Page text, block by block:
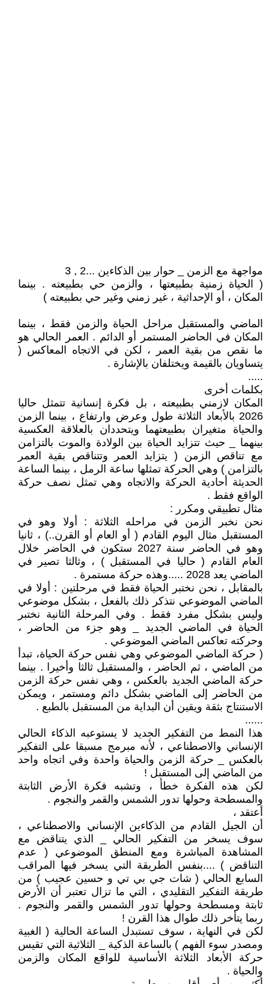
مواجهة مع الزمن _ حوار بين الذكاءين ...2 , 3
( الحياة زمنية بطبيعتها ، والزمن حي بطبيعته . بينما
المكان ، أو الإحداثية ، غير زمني وغير حي بطبيعته )
الماضي والمستقبل مراحل الحياة والزمن فقط ، بينما
المكان في الحاضر المستمر أو الدائم . العمر الحالي هو
ما نقص من بقية العمر ، لكن في الاتجاه المعاكس (
يتساويان بالقيمة ويختلفان بالإشارة .
.....
بكلمات أخرى
المكان لازمني بطبيعته ، بل فكرة إنسانية تتمثل حاليا
2026 بالأبعاد الثلاثة طول وعرض وارتفاع ، بينما الزمن
والحياة متغيران بطبيعتهما ويتحددان بالعلاقة العكسية
بينهما _ حيث تتزايد الحياة بين الولادة والموت بالتزامن
مع تناقص الزمن ( يتزايد العمر وتتناقص بقية العمر
بالتزامن ) وهي الحركة تمثلها ساعة الرمل ، بينما الساعة
الحديثة أحادية الحركة والاتجاه وهي تمثل نصف حركة
الواقع فقط .
مثال تطبيقي ومكرر :
نحن نخبر الزمن في مراحله الثلاثة : أولا وهو في
المستقبل مثال اليوم القادم ( أو العام أو القرن..) ، ثانيا
وهو في الحاضر سنة 2027 ستكون في الحاضر خلال
العام القادم ( حاليا في المستقبل ) ، وثالثا تصير في
الماضي يعد 2028 .....وهذه حركة مستمرة .
بالمقابل ، نحن نختبر الحياة فقط في مرحلتين : أولا في
الماضي الموضوعي نتذكر ذلك بالفعل ، بشكل موضوعي
وليس بشكل مفرد فقط . وفي المرحلة الثانية نختبر
الحياة في الماضي الجديد _ وهو جزء من الحاضر ،
وحركته تعاكس الماضي الموضوعي .
( حركة الماضي الموضوعي وهي نفس حركة الحياة، تبدأ
من الماضي ، ثم الحاضر ، والمستقبل ثالثا وأخيرا . بينما
حركة الماضي الجديد بالعكس ، وهي نفس حركة الزمن
من الحاضر إلى الماضي بشكل دائم ومستمر ، ويمكن
الاستنتاج بثقة ويقين أن البداية من المستقبل بالطبع .
......
هذا النمط من التفكير الجديد لا يستوعبه الذكاء الحالي
الإنساني والاصطناعي ، لأنه مبرمج مسبقا على التفكير
بالعكس _ حركة الزمن والحياة واحدة وفي اتجاه واحد
من الماضي إلى المستقبل !
لكن هذه الفكرة خطأ ، وتشبه فكرة الأرض الثابتة
والمسطحة وحولها تدور الشمس والقمر والنجوم .
أعتقد ،
أن الجيل القادم من الذكاءين الإنساني والاصطناعي ،
سوف يسخر من التفكير الحالي _ الذي يتناقض مع
المشاهدة المباشرة ومع المنطق الموضوعي ( عدم
التناقض ) ....بنفس الطريقة التي يسخر فيها المراقب
السابع الحالي ( شات جي بي تي و حسين عجيب ) من
طريقة التفكير التقليدي ، التي ما تزال تعتبر أن الأرض
ثابتة ومسطحة وحولها تدور الشمس والقمر والنجوم .
ربما يتأخر ذلك طوال هذا القرن !
لكن في النهاية ، سوف تستبدل الساعة الحالية ( الغبية
ومصدر سوء الفهم ) بالساعة الذكية _ الثلاثية التي تقيس
حركة الأبعاد الثلاثة الأساسية للواقع المكان والزمن
والحياة .